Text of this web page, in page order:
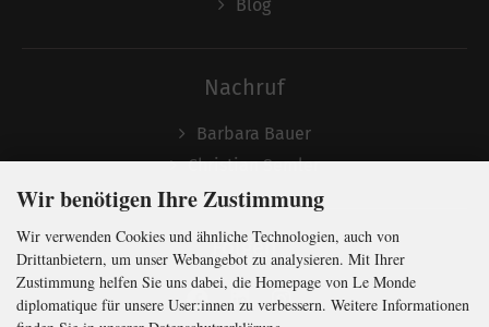
Blog
Nachruf
Barbara Bauer
Christian Semler
Folgen
Wir benötigen Ihre Zustimmung
Wir verwenden Cookies und ähnliche Technologien, auch von
Drittanbietern, um unser Webangebot zu analysieren. Mit Ihrer
Zustimmung helfen Sie uns dabei, die Homepage von Le Monde
diplomatique für unsere User:innen zu verbessern. Weitere Informationen